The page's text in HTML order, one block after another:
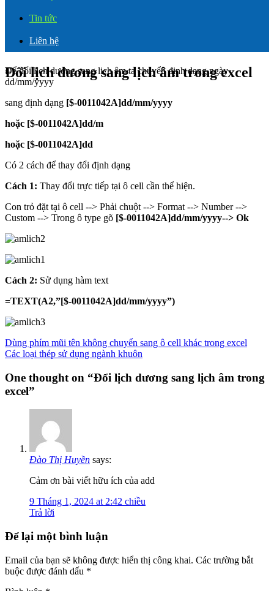
Tin tức
Liên hệ
Đổi lịch dương sang lịch âm trong excel
Để đổi lịch dương sang lịch âm ta chuyển định dạng ngày
dd/mm/yyyy
sang định dạng [$-0011042A]dd/mm/yyyy
hoặc [$-0011042A]dd/m
hoặc [$-0011042A]dd
Có 2 cách để thay đổi định dạng
Cách 1: Thay đổi trực tiếp tại ô cell cần thể hiện.
Con trỏ đặt tại ô cell --> Phải chuột --> Format --> Number -->
Custom --> Trong ô type gõ [$-0011042A]dd/mm/yyyy--> Ok
Cách 2: Sử dụng hàm text
=TEXT(A2,”[$-0011042A]dd/mm/yyyy”)
Dùng phím mũi tên không chuyển sang ô cell khác trong excel
Các loại thép sử dụng ngành khuôn
One thought on “Đổi lịch dương sang lịch âm trong
excel”
Đào Thị Huyền says:
Cảm ơn bài viết hữu ích của add
9 Tháng 1, 2024 at 2:42 chiều
Trả lời
Để lại một bình luận
Email của bạn sẽ không được hiển thị công khai. Các trường bắt
buộc được đánh dấu *